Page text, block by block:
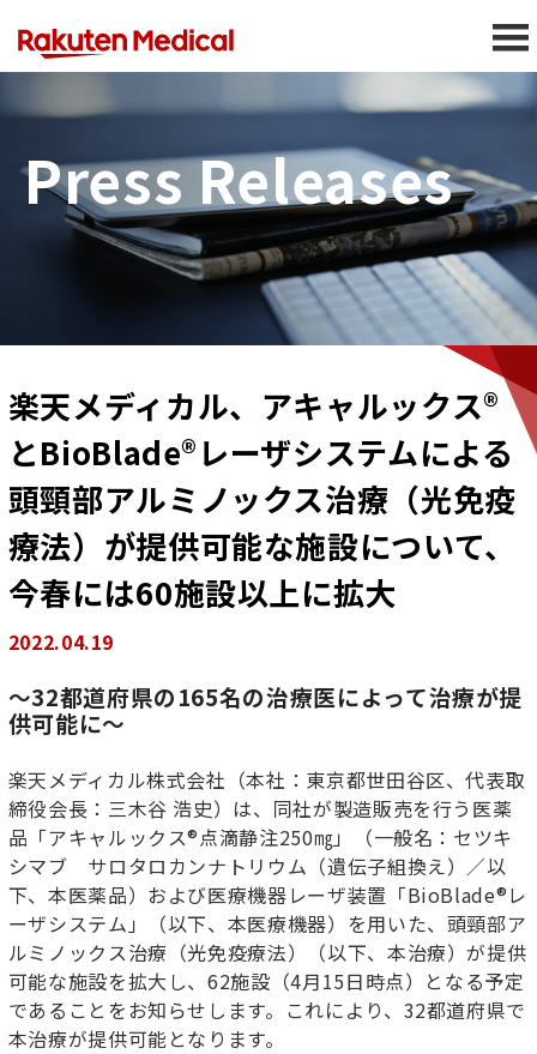
Press Releases
楽天メディカル、アキャルックス®
とBioBlade®レーザシステムによる
頭頸部アルミノックス治療（光免疫
療法）が提供可能な施設について、
今春には60施設以上に拡大
2022.04.19
～32都道府県の165名の治療医によって治療が提
供可能に～
楽天メディカル株式会社 （本社：東京都世田谷区、代表取
締役会長：三木谷 浩史） は、 同社が製造販売を行う医薬
品 「アキャルックス®点滴静注250㎎」（一般名：セツキ
シマブ サロタロカンナトリウム （遺伝子組換え）／以
下、本医薬品） および医療機器レーザ装置「BioBlade®レ
ーザシステム」
（以下、本医療機器） を用いた、 頭頸部ア
ルミノックス治療（光免疫療法）
（以下、本治療）が提供
可能な施設を拡大し、62施設 （4月15日時点）となる予定
であることをお知らせします。これにより、 32都道府県で
本治療が提供可能となります。